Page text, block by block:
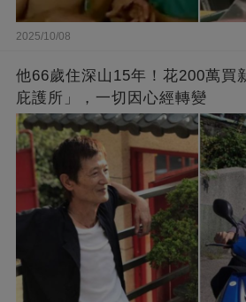
2025/10/08
他66歲住深山15年！花200萬買
庇護所」，一切因心經轉變